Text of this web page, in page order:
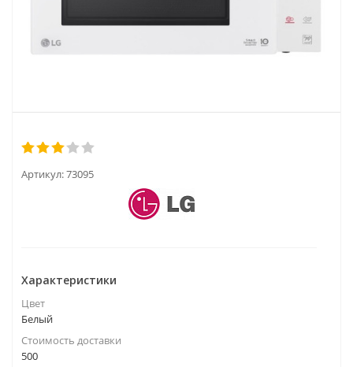
Артикул:73095
Характеристики
Цвет
Белый
Стоимость доставки
500